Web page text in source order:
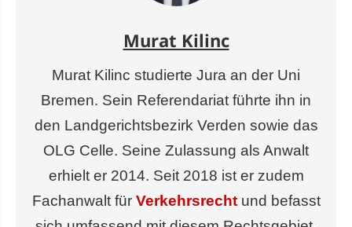
Murat Kilinc
Murat Kilinc studierte Jura an der Uni
Bremen. Sein Referendariat führte ihn in
den Landgerichtsbezirk Verden sowie das
OLG Celle. Seine Zulassung als Anwalt
erhielt er 2014. Seit 2018 ist er zudem
Fachanwalt für Verkehrsrechtund befasst